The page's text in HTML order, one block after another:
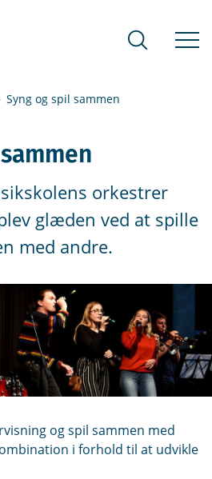
Syng og spil sammen
orkestrer
glæden ved at spille
med andre.
og spil sammen med
i forhold til at udvikle